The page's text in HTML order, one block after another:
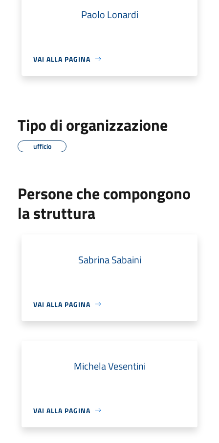
Paolo Lonardi
VAI ALLA PAGINA
Tipo di organizzazione
ufficio
Persone che compongono
la struttura
Sabrina Sabaini
VAI ALLA PAGINA
Michela Vesentini
VAI ALLA PAGINA